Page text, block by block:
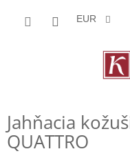
EUR
Jahňacia
QUATTRO